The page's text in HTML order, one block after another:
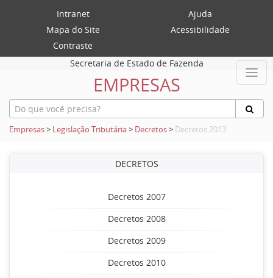
Intranet
Ajuda
Mapa do Site
Acessibilidade
Contraste
Secretaria de Estado de Fazenda
EMPRESAS
Empresas> Legislação Tributária> Decretos> Decretos 2013
DECRETOS
Decretos 2007
Decretos 2008
Decretos 2009
Decretos 2010